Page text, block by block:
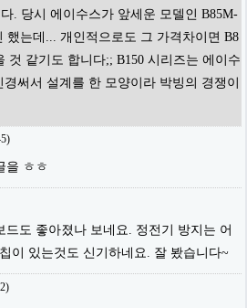
. 당시 에이수스가 앞세운 모델인 B85M-
했는데... 개인적으로도 그 가격차이면 B8
것 같기도 합니다;; B150 시리즈는 에이수
써서 설계를 한 모양이라 박빙의 경쟁이
)
을 ㅎㅎ
도 좋아졌나 보네요. 정전기 방지는 어
이 있는것도 신기하네요. 잘 봤습니다~
)